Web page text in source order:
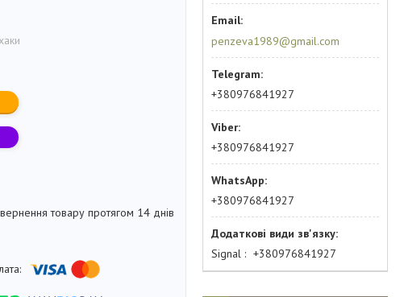
товару протягом 14 днів
penzeva1989@gmail.com
+380976841927
+380976841927
+380976841927
Signal +380976841927